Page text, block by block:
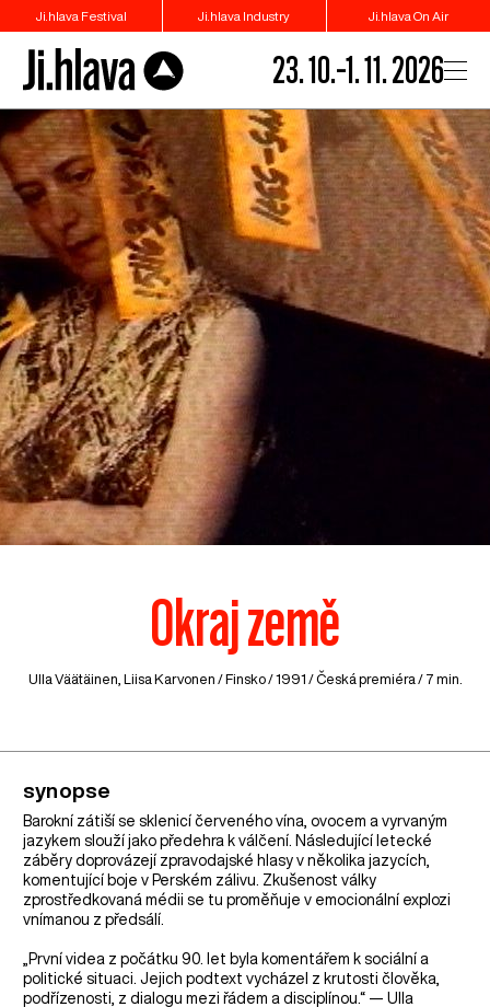
Ji.hlava Festival Ji.hlava Industry Ji.hlava On Air
23. 10.–1. 11. 2026
Okraj země
Ulla Väätäinen, Liisa Karvonen / Finsko/ 1991 / Česká premiéra / 7 min.
synopse
Barokní zátiší se sklenicí červeného vína, ovocem a vyrvaným
jazykem slouží jako předehra k válčení. Následující letecké
záběry doprovázejí zpravodajské hlasy v několika jazycích,
komentující boje v Perském zálivu. Zkušenost války
zprostředkovaná médii se tu proměňuje v emocionální explozi
vnímanou z předsálí.
„První videa z počátku 90. let byla komentářem k sociální a
politické situaci. Jejich podtext vycházel z krutosti člověka,
podřízenosti, z dialogu mezi řádem a disciplínou.“ — Ulla